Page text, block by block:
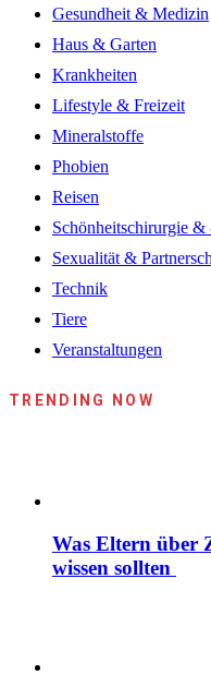
Gesundheit & Medizin
Haus & Garten
Krankheiten
Lifestyle & Freizeit
Mineralstoffe
Phobien
Reisen
Schönheitschirurgie &
Sexualität &
Technik
Tiere
Veranstaltungen
TRENDING NOW
Was Eltern über
wissen sollten